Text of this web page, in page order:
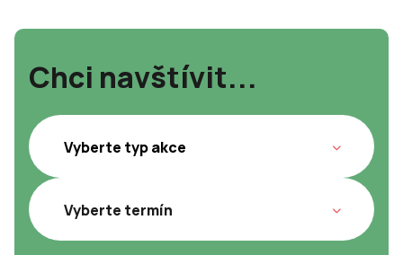
Chci navštívit...